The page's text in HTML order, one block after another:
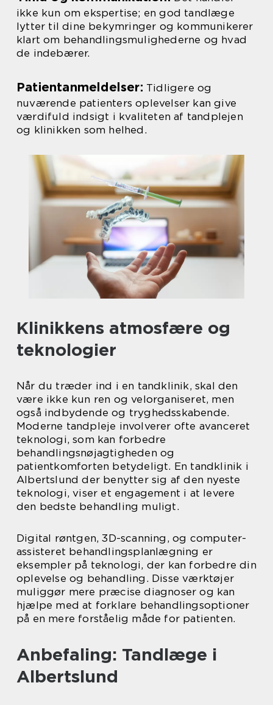
ikke kun om ekspertise; en god tandlæge
lytter til dine bekymringer og kommunikerer
klart om behandlingsmulighederne og hvad
de indebærer.
Patientanmeldelser: Tidligere og
nuværende patienters oplevelser kan give
værdifuld indsigt i kvaliteten af tandplejen
og klinikken som helhed.
Klinikkens atmosfære og
teknologier
Når du træder ind i en tandklinik, skal den
være ikke kun ren og velorganiseret, men
også indbydende og tryghedsskabende.
Moderne tandpleje involverer ofte avanceret
teknologi, som kan forbedre
behandlingsnøjagtigheden og
patientkomforten betydeligt. En tandklinik i
Albertslund der benytter sig af den nyeste
teknologi, viser et engagement i at levere
den bedste behandling muligt.
Digital røntgen, 3D-scanning, og computer-
assisteret behandlingsplanlægning er
eksempler på teknologi, der kan forbedre din
oplevelse og behandling. Disse værktøjer
muliggør mere præcise diagnoser og kan
hjælpe med at forklare behandlingsoptioner
på en mere forståelig måde for patienten.
Anbefaling: Tandlæge i
Albertslund